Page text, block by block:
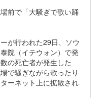
前で「大騒ぎで歌い踊
が行われた29日、ソウ
院（イテウォン）で発
の死亡者が発生した
で騒ぎながら歌ったり
ーネット上に拡散され